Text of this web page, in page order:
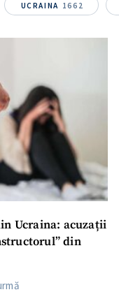
UCRAINA 1662
Ucraina: acuzații
din